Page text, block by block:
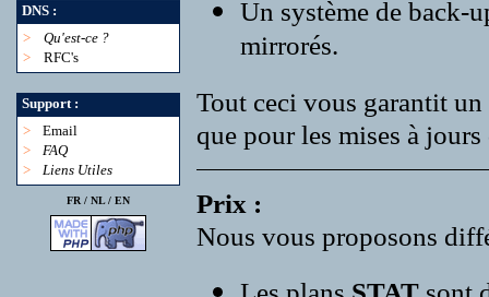
DNS :
>
Qu'est-ce ?
>
RFC's
Support :
>
Email
>
FAQ
>
Liens Utiles
FR / NL/ EN
Un système de back-
mirrorés.
Tout ceci vous garantit
que pour les mises à
Prix :
Nous vous proposons